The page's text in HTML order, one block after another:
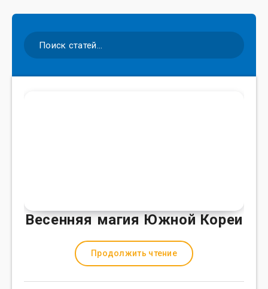
Весенняя магия Южной Кореи
Продолжить чтение